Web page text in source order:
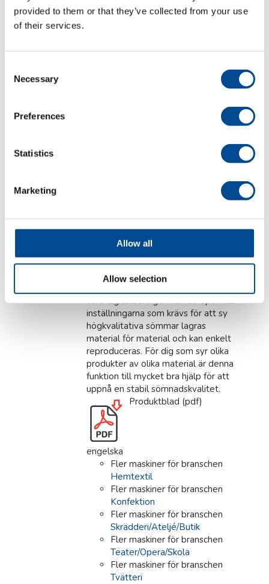
provided to them or that they’ve collected from your use
of their services.
Selection
Necessary
Preferences
Statistics
Marketing
Allow all
Allow selection
Energisnål
medelgrova och
sömmens kvalitet, och lanserar den
trådklipp som passar till många olika
Digitaliserad drivning både vertikalt
och horisontellt möjliggör enkel
justering av inställningar såsom
matning endast på panelen och
vara digitaliseringen kan de optimala
inställningarna som krävs för att sy
högkvalitativa sömmar lagras
material för material och kan enkelt
reproduceras. För dig som syr olika
produkter av olika material är denna
funktion till mycket bra hjälp för att
uppnå en stabil sömnadskvalitet.
Produktblad (pdf)
engelska
Fler maskiner för branschen
Hemtextil
Fler maskiner för branschen
Konfektion
Fler maskiner för branschen
Skrädderi/Ateljé/Butik
Fler maskiner för branschen
Teater/Opera/Skola
Fler maskiner för branschen
Tvätteri